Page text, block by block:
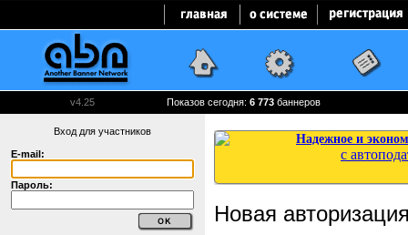
v4.25 Показов сегодня: 6 773 баннеров
Вход для участников
E-mail:
Пароль:
Новая